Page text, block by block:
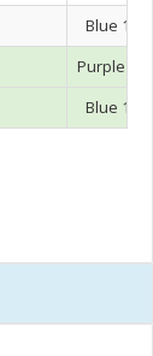
Blue
Purple
Blue